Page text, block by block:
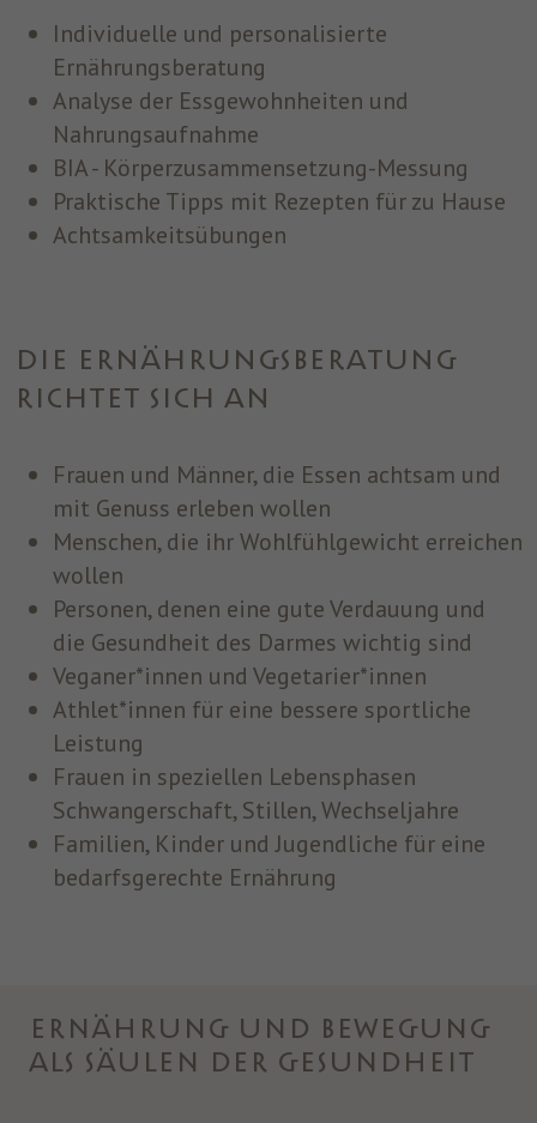
Individuelle und personalisierte
Ernährungsberatung
Analyse der Essgewohnheiten und
Nahrungsaufnahme
BIA - Körperzusammensetzung-Messung
Praktische Tipps mit Rezepten für zu Hause
Achtsamkeitsübungen
DIE ERNÄHRUNGSBERATUNG
RICHTET SICH AN
Frauen und Männer, die Essen achtsam und
mit Genuss erleben wollen
Menschen, die ihr Wohlfühlgewicht erreichen
wollen
Personen, denen eine gute Verdauung und
die Gesundheit des Darmes wichtig sind
Veganer*innen und Vegetarier*innen
Athlet*innen für eine bessere sportliche
Leistung
Frauen in speziellen Lebensphasen
Schwangerschaft, Stillen, Wechseljahre
Familien, Kinder und Jugendliche für eine
bedarfsgerechte Ernährung
Ernährung und Bewegung
als Säulen der Gesundheit